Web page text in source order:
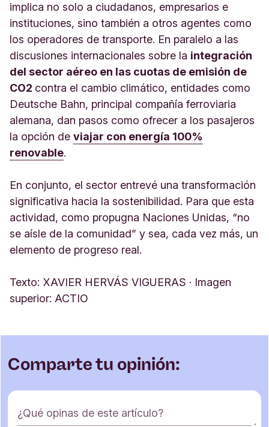
implica no solo a ciudadanos, empresarios e
instituciones, sino también a otros agentes como
los operadores de transporte. En paralelo a las
discusiones internacionales sobre la integración
del sector aéreo en las cuotas de emisión de
CO2 contra el cambio climático, entidades como
Deutsche Bahn, principal compañía ferroviaria
alemana, dan pasos como ofrecer a los pasajeros
la opción de viajar con energía 100%
renovable.
En conjunto, el sector entrevé una transformación
significativa hacia la sostenibilidad. Para que esta
actividad, como propugna Naciones Unidas, “no
se aísle de la comunidad” y sea, cada vez más, un
elemento de progreso real.
Texto: XAVIER HERVÁS VIGUERAS · Imagen
superior: ACTIO
Comparte tu opinión:
F
o
¿Qué opinas de este artículo?